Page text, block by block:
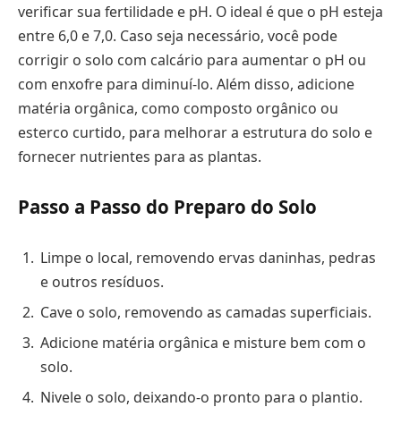
verificar sua fertilidade e pH. O ideal é que o pH esteja
entre 6,0 e 7,0. Caso seja necessário, você pode
corrigir o solo com calcário para aumentar o pH ou
com enxofre para diminuí-lo. Além disso, adicione
matéria orgânica, como composto orgânico ou
esterco curtido, para melhorar a estrutura do solo e
fornecer nutrientes para as plantas.
Passo a Passo do Preparo do Solo
Limpe o local, removendo ervas daninhas, pedras
e outros resíduos.
Cave o solo, removendo as camadas superficiais.
Adicione matéria orgânica e misture bem com o
solo.
Nivele o solo, deixando-o pronto para o plantio.